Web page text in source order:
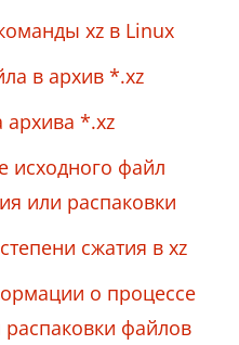
xz в Linux
в архив *.xz
архива *.xz
исходного файл
или распаковки
сжатия в xz
о процессе
распаковки файлов